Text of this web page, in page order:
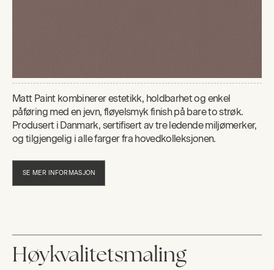
Matt Paint kombinerer estetikk, holdbarhet og enkel
påføring med en jevn, fløyelsmyk finish på bare to strøk.
Produsert i Danmark, sertifisert av tre ledende miljømerker,
og tilgjengelig i alle farger fra hovedkolleksjonen.
SE MER INFORMASJON
Høykvalitetsmaling